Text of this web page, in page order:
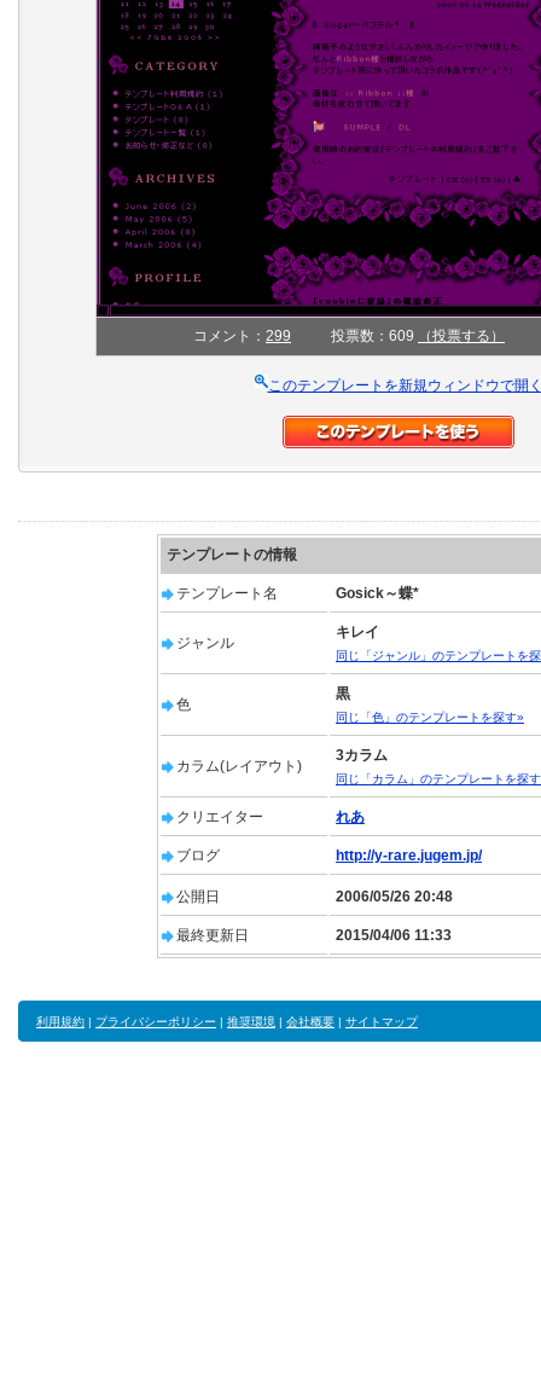
コメント： 299 投票数：609 （投票する）
このテンプレートを新規ウィンドウで開
テンプレートの情報
テンプレート名 Gosick～蝶*
ジャンル
キレイ
同じ「ジャンル」のテンプレートを
色
黒
同じ「色」のテンプレートを探す»
カラム(レイアウト)
3カラム
同じ「カラム」のテンプレートを探
クリエイター れあ
ブログ http://y-rare.jugem.jp/
公開日 2006/05/26 20:48
最終更新日 2015/04/06 11:33
利用規約 | プライバシーポリシー | 推奨環境 | 会社概要 | サイトマップ